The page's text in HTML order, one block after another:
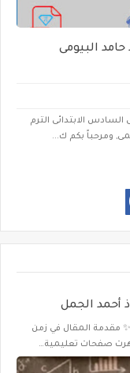
البيومى
الابتدائى الترم
ومرحباً بكم ك...
أحمد الجمل
مقدمة المقال في زمن
صفحات تعليمية…